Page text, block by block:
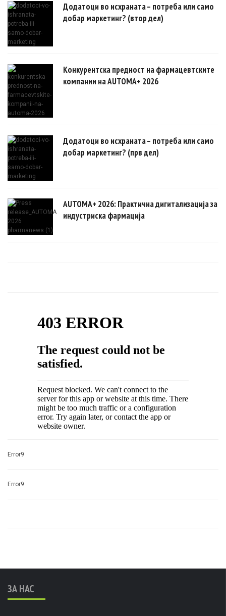
Додатоци во исхраната – потреба или само
добар маркетинг? (втор дел)
Конкурентска предност на фармацевтските
компании на AUTOMA+ 2026
Додатоци во исхраната – потреба или само
добар маркетинг? (прв дел)
AUTOMA+ 2026: Практична дигитализација за
индустриска фармација
Error9
Error9
ЗА НАС